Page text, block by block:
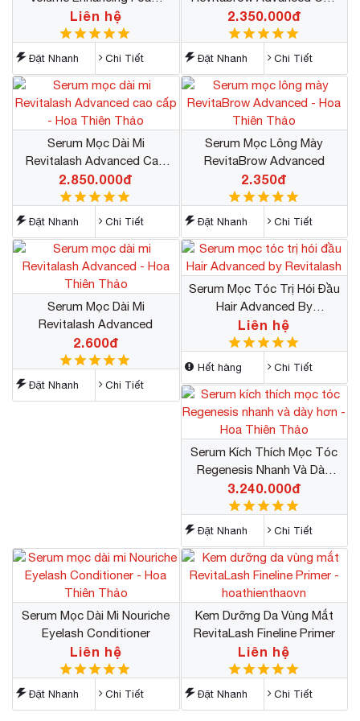
Cao Cấp Của Mỹ (USA)
Liên hệ
Đặt Nhanh Chi Tiết
Cấp
2.350.000đ
Đặt Nhanh Chi Tiết
Serum Mọc Dài Mi
Revitalash Advanced Cao
Cấp
2.850.000đ
Đặt Nhanh Chi Tiết
Serum Mọc Lông Mày
RevitaBrow Advanced
2.350đ
Đặt Nhanh Chi Tiết
Serum Mọc Dài Mi
Revitalash Advanced
2.600đ
Đặt Nhanh Chi Tiết
Serum Mọc Tóc Trị Hói Đầu
Hair Advanced By
Revitalash
Liên hệ
Hết hàng Chi Tiết
Serum Kích Thích Mọc Tóc
Regenesis Nhanh Và Dày
Hơn
3.240.000đ
Đặt Nhanh Chi Tiết
Serum Mọc Dài Mi Nouriche
Eyelash Conditioner
Liên hệ
Đặt Nhanh Chi Tiết
Kem Dưỡng Da Vùng Mắt
RevitaLash Fineline Primer
Liên hệ
Đặt Nhanh Chi Tiết